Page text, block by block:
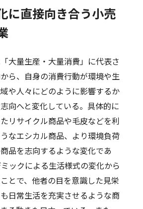
に直接向き合う小売
大量生産・大量消費」に代表さ
ら、自身の消費行動が環境や生
や人々にどのように影響するか
向へと変化している。具体的に
リサイクル商品や毛皮などを利
なエシカル商品、より環境負荷
品を志向するような変化であ
ックによる生活様式の変化から
とで、他者の目を意識した見栄
日常生活を充実させるような商